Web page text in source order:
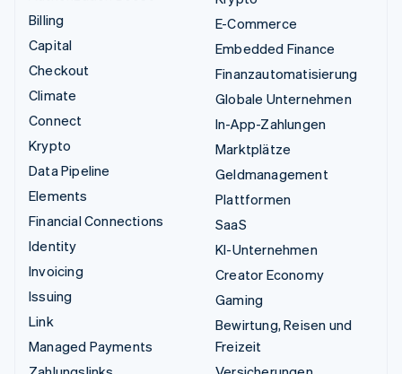
Billing
Capital
Checkout
Climate
Connect
Krypto
Data Pipeline
Elements
Financial Connections
Identity
Invoicing
Issuing
Link
Managed Payments
E-Commerce
Embedded Finance
Finanzautomatisierung
Globale Unternehmen
In-App-Zahlungen
Marktplätze
Geldmanagement
Plattformen
SaaS
KI-Unternehmen
Creator Economy
Gaming
Bewirtung, Reisen und
Freizeit